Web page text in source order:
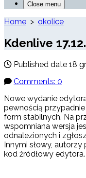
Close menu
Home > okolice
Kdenlive
Published date 18
Comments: 0
Nowe wydanie
pewnością
form stabilnych. Na
wspomniana wersja
odnalezionych i
Innymi słowy,
kod źródłowy edytora.